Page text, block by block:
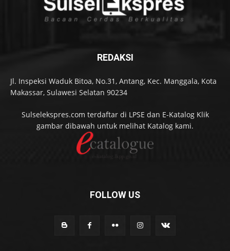
REDAKSI
Jl. Inspeksi Waduk Bitoa, No.31, Antang, Kec. Manggala, Kota
Makassar, Sulawesi Selatan 90234
Sulselekspres.com terdaftar di LPSE dan E-Katalog Klik
gambar dibawah untuk melihat Katalog kami.
FOLLOW US